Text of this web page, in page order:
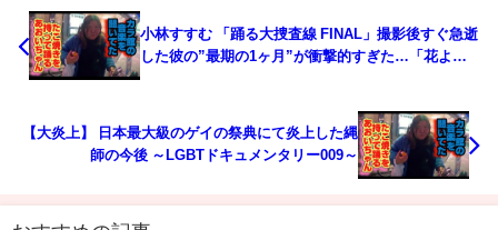
小林すすむ 「踊る大捜査線 FINAL」撮影後すぐ急逝
した彼の”最期の1ヶ月”が衝撃的すぎた…「花より
【大炎上】 日本最大級のゲイの祭典にて炎上した縄
師の今後 ～LGBTドキュメンタリー009～